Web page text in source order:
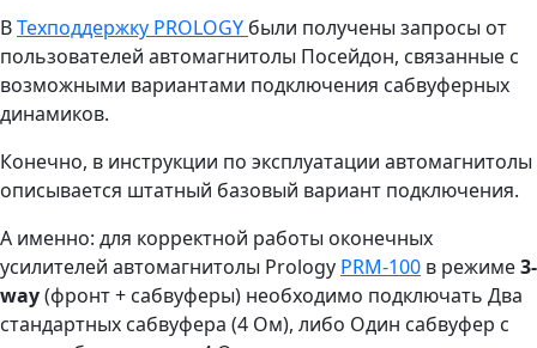
ВТехподдержку PROLOGY были получены запросы от
пользователей автомагнитолы Посейдон, связанные с
возможными вариантами подключения сабвуферных
динамиков.
Конечно, в инструкции по эксплуатации автомагнитолы
описывается штатный базовый вариант подключения.
А именно: для корректной работы оконечных
усилителей автомагнитолы Prology PRM-100 в режиме3-
way(фронт + сабвуферы) необходимо подключать Два
стандартных сабвуфера (4 Ом), либо Один сабвуфер с